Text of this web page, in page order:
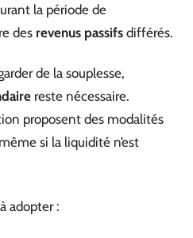
la période de
des revenus passifs différés.
de la souplesse,
reste nécessaire.
proposent des modalités
si la liquidité n’est
adopter :